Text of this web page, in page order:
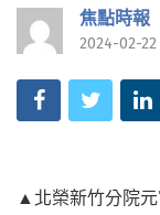
焦點時報
2024-02-22
▲北榮新竹分院